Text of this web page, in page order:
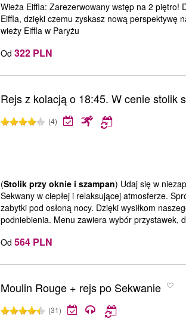
Wieża Eiffla: Zarezerwowany wstęp na 2 piętro!
Eiffla, dzięki czemu zyskasz nową perspektywę
wieży Eiffla w Paryżu
Od 322 PLN
Rejs z kolacją o 18:45. W cenie stolik
(4)
(Stolik przy oknie i szampan) Udaj się w
Sekwany w ciepłej i relaksującej atmosferze.
zabytki pod osłoną nocy. Dzięki wysiłkom
podniebienia. Menu zawiera wybór przystawek,
Od 564 PLN
Moulin Rouge + rejs po Sekwanie
(31)